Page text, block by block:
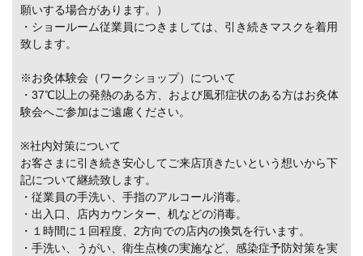
願いする場合があります。）
・ショールーム従業員につきましては、引き続きマスクを着用
致します。
※お灸体験会（ワークショップ）について
・37℃以上の発熱のある方、および風邪症状のある方はお灸体
験会へご参加はご遠慮ください。
※社内対策について
お客さまに引き続き安心してご来店頂きたいという想いから下
記について継続致します。
・従業員の手洗い、手指のアルコール消毒。
・出入口、店内カウンター、机などの消毒。
・１時間に１回程度、2方向での店内の換気を行います。
・手洗い、うがい、衛生点検の実施など、感染症予防対策を実